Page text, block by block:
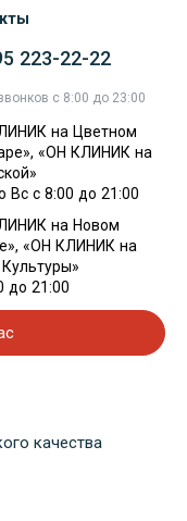
223-22-22
с 8:00 до 23:00
на Цветном
«ОН КЛИНИК на
Вс с 8:00 до 21:00
на Новом
«ОН КЛИНИК на
до 21:00
качества